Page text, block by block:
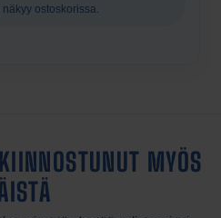
ostoskorissa.
MYÖS